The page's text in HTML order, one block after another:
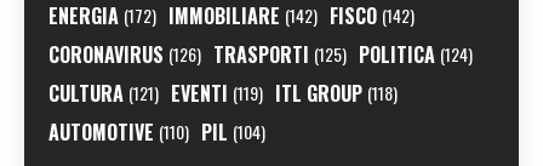
ENERGIA (172) IMMOBILIARE (142) FISCO (142)
CORONAVIRUS (126) TRASPORTI (125) POLITICA (124)
CULTURA (121) EVENTI (119) ITL GROUP (118)
AUTOMOTIVE (110) PIL (104)